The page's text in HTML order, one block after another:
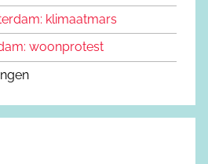
klimaatmars
woonprotest